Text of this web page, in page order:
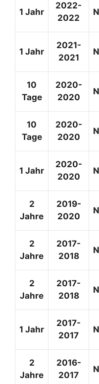
1 Jahr
2022-
2022
1 Jahr
2021-
2021
10
Tage
2020-
2020
10
Tage
2020-
2020
1 Jahr
2020-
2020
2
Jahre
2019-
2020
2
Jahre
2017-
2018
2
Jahre
2017-
2018
1 Jahr
2017-
2017
2
Jahre
2016-
2017